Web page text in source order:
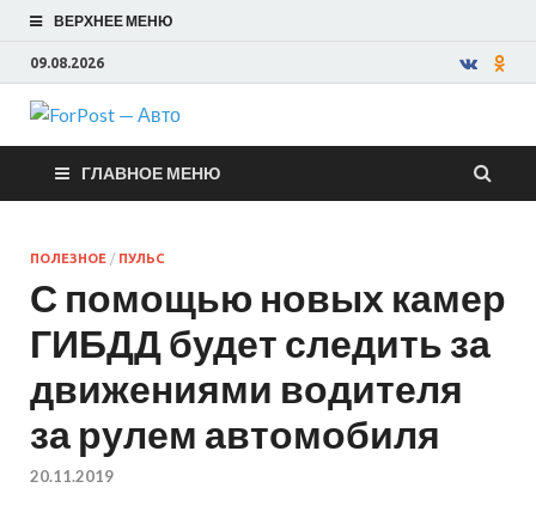
ВЕРХНЕЕ МЕНЮ
09.08.2026
ForPost —
Авто
ГЛАВНОЕ МЕНЮ
ПОЛЕЗНОЕ / ПУЛЬС
С помощью новых камер
ГИБДД будет следить за
движениями водителя
за рулем автомобиля
20.11.2019